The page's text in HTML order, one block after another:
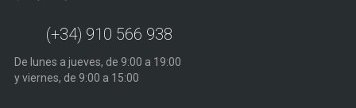
(+34) 910 566 938
De lunes a jueves, de 9:00 a 19:00
y viernes, de 9:00 a 15:00